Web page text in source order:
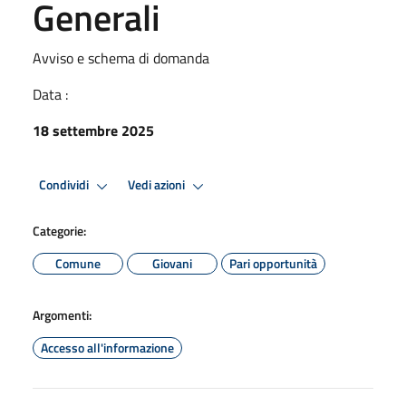
Generali
Avviso e schema di domanda
Data :
18 settembre 2025
Condividi Vedi azioni
Categorie:
Comune
Giovani Pari opportunità
Argomenti:
Accesso all'informazione